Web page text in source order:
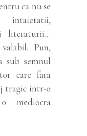
ca nu se
literaturii…
Pun,
sub semnul
care fara
tragic intr-o
mediocra